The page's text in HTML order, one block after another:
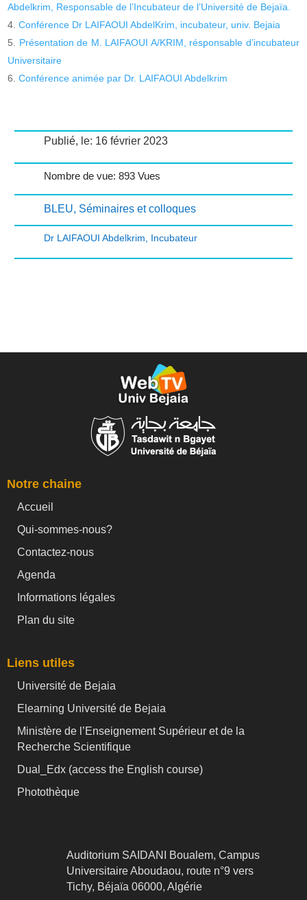
Abdelkrim, Responsable de l’Incubateur de l’Université de Bejaïa.
Conférence Dr LAIFAOUI AbdelKrim, incubateur, univ. Bejaia
Présentation de M. LAIFAOUI A/KRIM, résponsable d’incubateur
Universitaire
Conférence animée par Dr. LAIFAOUI Abdelkrim
Publié, le: 16 février 2023
Nombre de vue: 893 Vues
BLEU, Séminaires et colloques
Dr LAIFAOUI Abdelkrim Incubateur
Notre chaine
Accueil
Qui-sommes-nous?
Contactez-nous
Agenda
Informations légales
Plan du site
Liens utiles
Université de Bejaia
Elearning Université de Bejaia
Ministère de l’Enseignement Supérieur et de la
Recherche Scientifique
Dual_Edx (access the English course)
Photothèque
Auditorium SAIDANI Boualem, Campus
Universitaire Aboudaou, route n°9 vers
Tichy, Béjaïa 06000, Algérie